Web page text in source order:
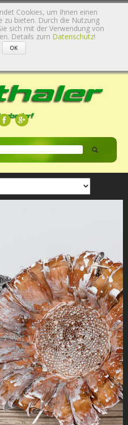
Cookies, um Ihnen einen
zu bieten. Durch die Nutzung
sich mit der Verwendung von
Details zum Datenschutz!